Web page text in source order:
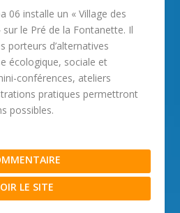
06 installe un « Village des
le Pré de la Fontanette. Il
porteurs d’alternatives
écologique, sociale et
conférences, ateliers
pratiques permettront
possibles.
LE SITE